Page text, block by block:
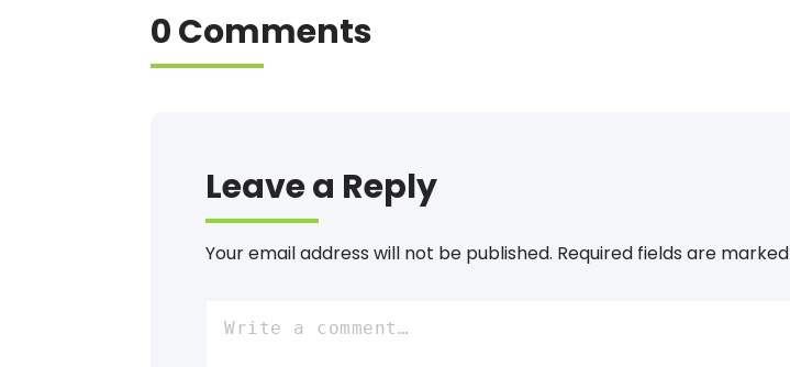
0 Comments
Leave a Reply
Your email address will not be published. Required fields are marked